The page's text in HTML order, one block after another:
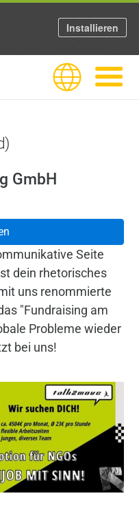
Sprache
GmbH
Seite
dein rhetorisches
uns renommierte
"Fundraising am
Probleme wieder
bei uns!
Installieren